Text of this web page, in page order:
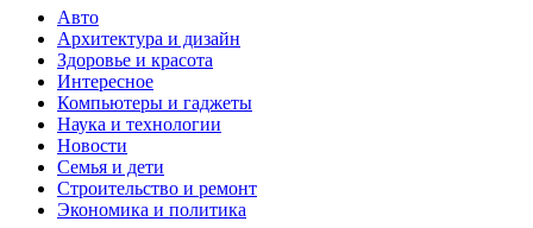
Авто
Архитектура и дизайн
Здоровье и красота
Интересное
Компьютеры и гаджеты
Наука и технологии
Новости
Семья и дети
Строительство и ремонт
Экономика и политика